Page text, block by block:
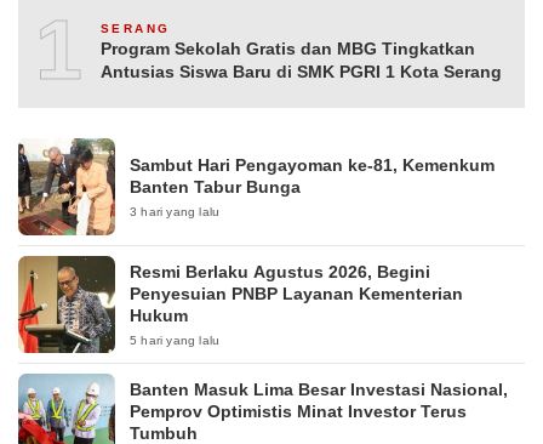
10SERANG
Program Sekolah Gratis dan MBG Tingkatkan
Antusias Siswa Baru di SMK PGRI 1 Kota Serang
Sambut Hari Pengayoman ke-81, Kemenkum
Banten Tabur Bunga
3 hari yang lalu
Resmi Berlaku Agustus 2026, Begini
Penyesuian PNBP Layanan Kementerian
Hukum
5 hari yang lalu
Banten Masuk Lima Besar Investasi Nasional,
Pemprov Optimistis Minat Investor Terus
Tumbuh